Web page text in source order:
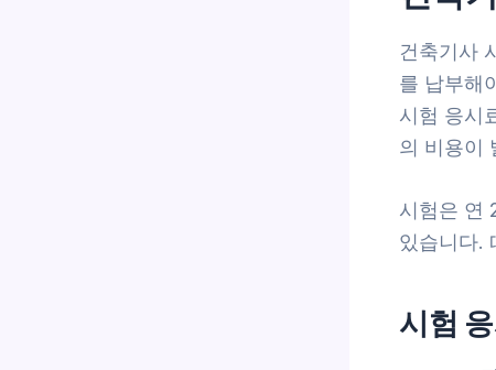
건축기사
를 납부해
시험 응시
의 비용이
시험은 연
있습니다.
시험